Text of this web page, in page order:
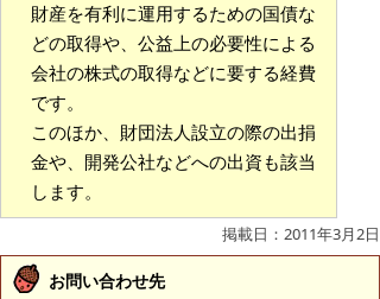
財産を有利に運用するための国債な
どの取得や、公益上の必要性による
会社の株式の取得などに要する経費
です。
このほか、財団法人設立の際の出捐
金や、開発公社などへの出資も該当
します。
掲載日：2011年3月2日
お問い合わせ先